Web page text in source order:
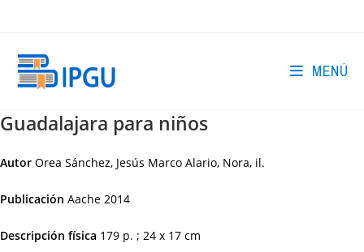
MENÚ
Guadalajara para niños
Autor Orea Sánchez, Jesús Marco Alario, Nora, il.
Publicación Aache 2014
Descripción física 179 p. ; 24 x 17 cm